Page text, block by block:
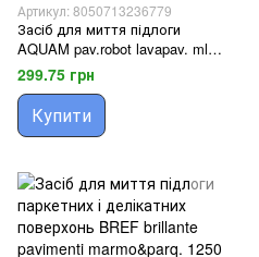
Артикул: 8050713236779
Засіб для миття підлоги
AQUAM pav.robot lavapav. ml
1000
299.75 грн
Купити